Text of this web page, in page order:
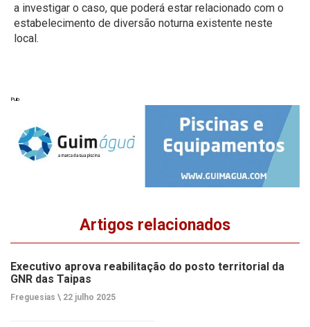
a investigar o caso, que poderá estar relacionado com o
estabelecimento de diversão noturna existente neste
local.
Pub
Artigos relacionados
Executivo aprova reabilitação do posto territorial da
GNR das Taipas
Freguesias \ 22 julho 2025